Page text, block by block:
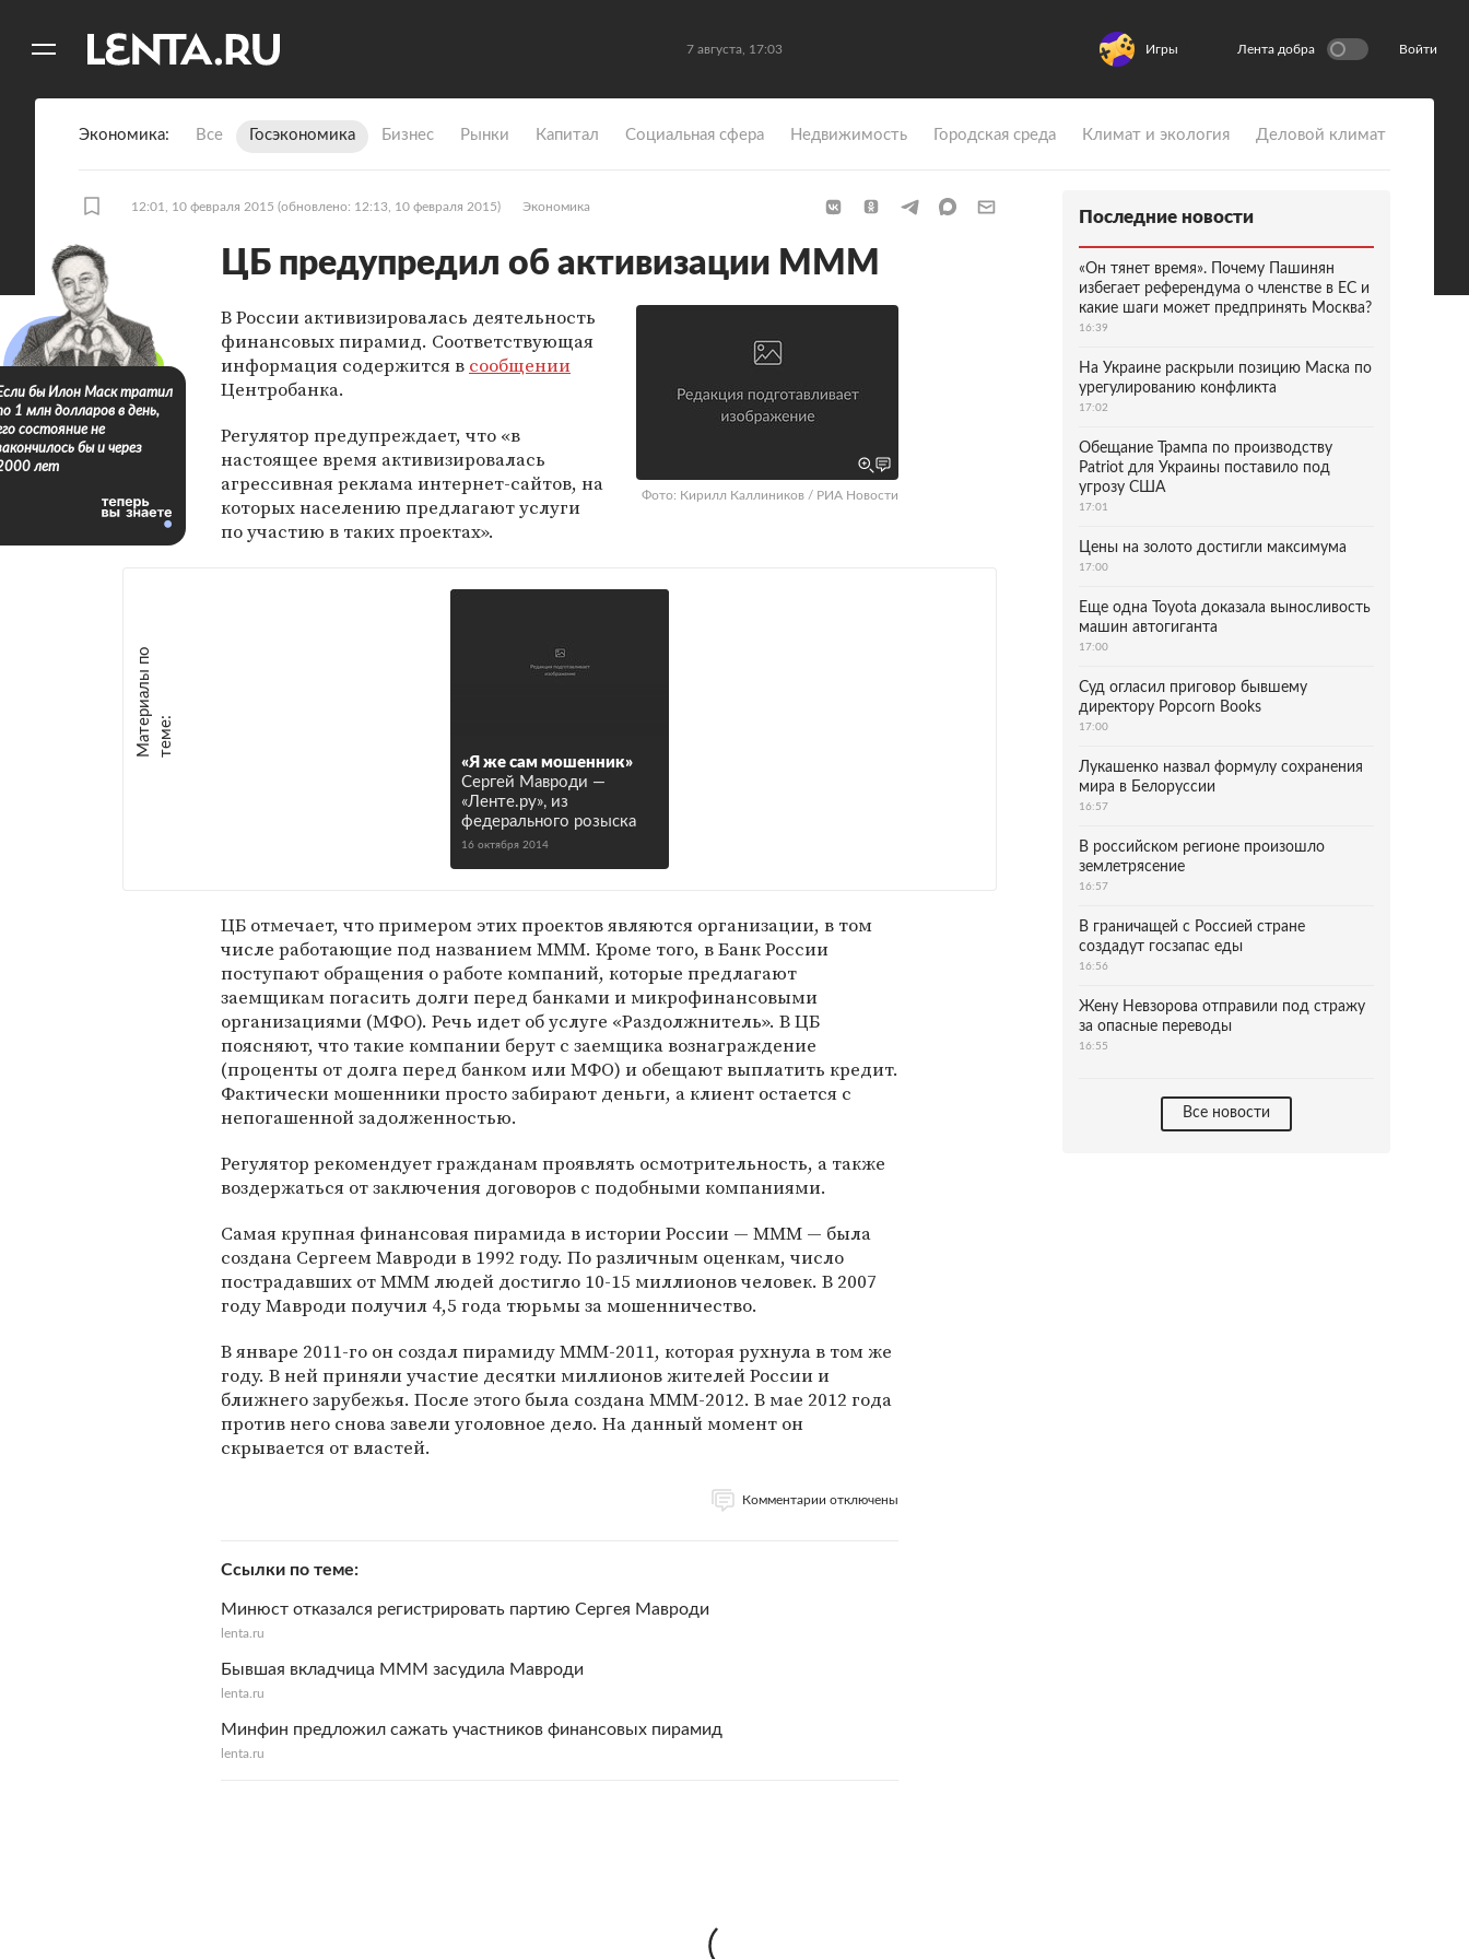
7 августа, 17:03 Игры Лента добра Войти
Экономика Все Госэкономика Бизнес Рынки Капитал Социальная сфера Недвижимость Городская среда Климат и экология Деловой климат
12:01, 10 февраля 2015 (обновлено: 12:13, 10 февраля 2015) Экономика
ЦБ предупредил об активизации МММ
Фото: Кирилл Каллиников / РИА Новости
В России активизировалась деятельность
финансовых пирамид. Соответствующая
информация содержится в сообщении
Центробанка.
Регулятор предупреждает, что «в
настоящее время активизировалась
агрессивная реклама интернет-сайтов, на
которых населению предлагают услуги
по участию в таких проектах».
М
а
т е
р
и
а
л
ы
п
о
т
е
м
е :
«Я же сам мошенник»
Сергей Мавроди —
«Ленте.ру», из
федерального розыска
16 октября 2014
ЦБ отмечает, что примером этих проектов являются организации, в том
числе работающие под названием МММ. Кроме того, в Банк России
поступают обращения о работе компаний, которые предлагают
заемщикам погасить долги перед банками и микрофинансовыми
организациями (МФО). Речь идет об услуге «Раздолжнитель». В ЦБ
поясняют, что такие компании берут с заемщика вознаграждение
(проценты от долга перед банком или МФО) и обещают выплатить кредит.
Фактически мошенники просто забирают деньги, а клиент остается с
непогашенной задолженностью.
Регулятор рекомендует гражданам проявлять осмотрительность, а также
воздержаться от заключения договоров с подобными компаниями.
Самая крупная финансовая пирамида в истории России — МММ — была
создана Сергеем Мавроди в 1992 году. По различным оценкам, число
пострадавших от МММ людей достигло 10-15 миллионов человек. В 2007
году Мавроди получил 4,5 года тюрьмы за мошенничество.
В январе 2011-го он создал пирамиду МММ-2011, которая рухнула в том же
году. В ней приняли участие десятки миллионов жителей России и
ближнего зарубежья. После этого была создана МММ-2012. В мае 2012 года
против него снова завели уголовное дело. На данный момент он
скрывается от властей.
Комментарии отключены
Ссылки по теме
Минюст отказался регистрировать партию Сергея Мавроди
lenta.ru
Бывшая вкладчица МММ засудила Мавроди
lenta.ru
Минфин предложил сажать участников финансовых пирамид
lenta.ru
бы Илон Маск тратил
1 млн долларов в день,
состояние не
бы и через
лет
Последние новости
«Он тянет время». Почему Пашинян
избегает референдума о членстве в ЕС и
какие шаги может предпринять Москва?
16:39
На Украине раскрыли позицию Маска по
урегулированию конфликта
17:02
Обещание Трампа по производству
Patriot для Украины поставило под
угрозу США
17:01
Цены на золото достигли максимума
17:00
Еще одна Toyota доказала выносливость
машин автогиганта
17:00
Суд огласил приговор бывшему
директору Popcorn Books
17:00
Лукашенко назвал формулу сохранения
мира в Белоруссии
16:57
В российском регионе произошло
землетрясение
16:57
В граничащей с Россией стране
создадут госзапас еды
16:56
Жену Невзорова отправили под стражу
за опасные переводы
16:55
Все новости